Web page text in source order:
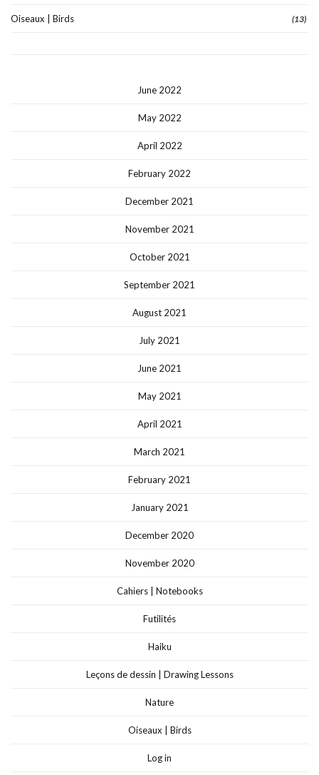
Oiseaux | Birds (13)
June 2022
May 2022
April 2022
February 2022
December 2021
November 2021
October 2021
September 2021
August 2021
July 2021
June 2021
May 2021
April 2021
March 2021
February 2021
January 2021
December 2020
November 2020
Cahiers | Notebooks
Futilités
Haiku
Leçons de dessin | Drawing Lessons
Nature
Oiseaux | Birds
Log in